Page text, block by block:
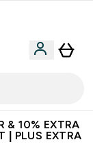
& 10% EXTRA
| PLUS EXTRA